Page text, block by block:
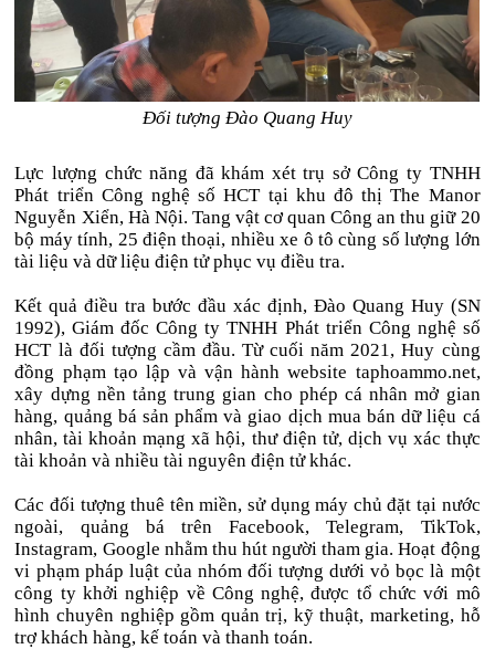
Đối tượng Đào Quang Huy
Lực lượng chức năng đã khám xét trụ sở Công ty TNHH
Phát triển Công nghệ số HCT tại khu đô thị The Manor
Nguyễn Xiển, Hà Nội. Tang vật cơ quan Công an thu giữ 20
bộ máy tính, 25 điện thoại, nhiều xe ô tô cùng số lượng lớn
tài liệu và dữ liệu điện tử phục vụ điều tra.
Kết quả điều tra bước đầu xác định, Đào Quang Huy (SN
1992), Giám đốc Công ty TNHH Phát triển Công nghệ số
HCT là đối tượng cầm đầu. Từ cuối năm 2021, Huy cùng
đồng phạm tạo lập và vận hành website taphoammo.net,
xây dựng nền tảng trung gian cho phép cá nhân mở gian
hàng, quảng bá sản phẩm và giao dịch mua bán dữ liệu cá
nhân, tài khoản mạng xã hội, thư điện tử, dịch vụ xác thực
tài khoản và nhiều tài nguyên điện tử khác.
Các đối tượng thuê tên miền, sử dụng máy chủ đặt tại nước
ngoài, quảng bá trên Facebook, Telegram, TikTok,
Instagram, Google nhằm thu hút người tham gia. Hoạt động
vi phạm pháp luật của nhóm đối tượng dưới vỏ bọc là một
công ty khởi nghiệp về Công nghệ, được tổ chức với mô
hình chuyên nghiệp gồm quản trị, kỹ thuật, marketing, hỗ
trợ khách hàng, kế toán và thanh toán.